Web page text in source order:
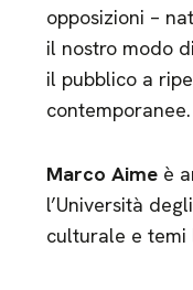
opposizioni –
il nostro modo
il pubblico a
contemporanee.
Marco Aime è
l’Università
culturale e temi